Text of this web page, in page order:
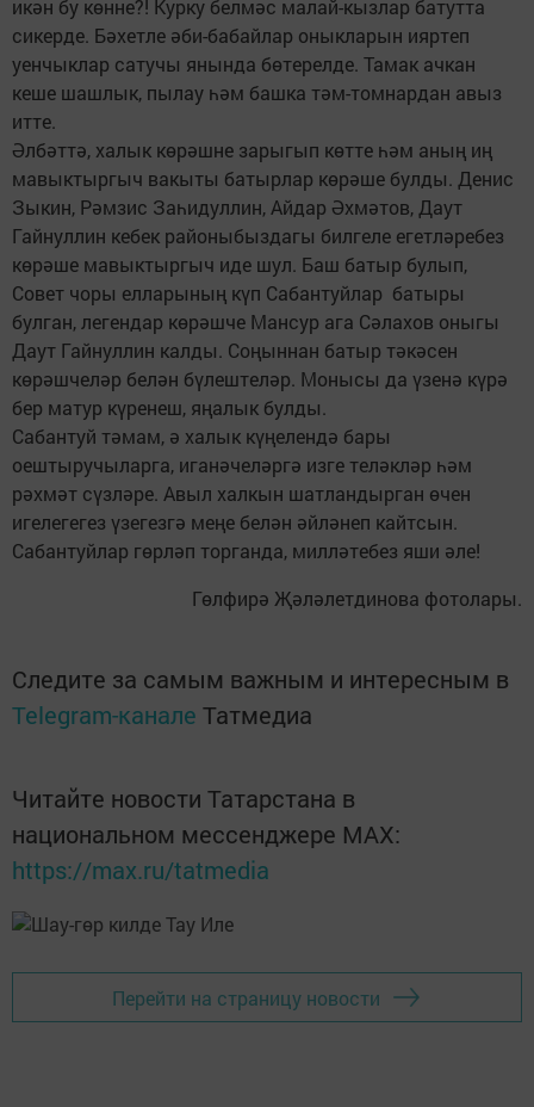
икән бу көнне?! Курку белмәс малай-кызлар батутта
сикерде. Бәхетле әби-бабайлар оныкларын ияртеп
уенчыклар сатучы янында бөтерелде. Тамак ачкан
кеше шашлык, пылау һәм башка тәм-томнардан авыз
итте.
Әлбәттә, халык көрәшне зарыгып көтте һәм аның иң
мавыктыргыч вакыты батырлар көрәше булды. Денис
Зыкин, Рәмзис Заһидуллин, Айдар Әхмәтов, Даут
Гайнуллин кебек районыбыздагы билгеле егетләребез
көрәше мавыктыргыч иде шул. Баш батыр булып,
Совет чоры елларының күп Сабантуйлар батыры
булган, легендар көрәшче Мансур ага Сәлахов оныгы
Даут Гайнуллин калды. Соңыннан батыр тәкәсен
көрәшчеләр белән бүлештеләр. Монысы да үзенә күрә
бер матур күренеш, яңалык булды.
Сабантуй тәмам, ә халык күңелендә бары
оештыручыларга, иганәчеләргә изге теләкләр һәм
рәхмәт сүзләре. Авыл халкын шатландырган өчен
игелегегез үзегезгә меңе белән әйләнеп кайтсын.
Сабантуйлар гөрләп торганда, милләтебез яши әле!
Гөлфирә Җәләлетдинова фотолары.
Следите за самым важным и интересным в
Telegram-канале Татмедиа
Читайте новости Татарстана в
национальном мессенджере MАХ:
https://max.ru/tatmedia
Перейти на страницу новости